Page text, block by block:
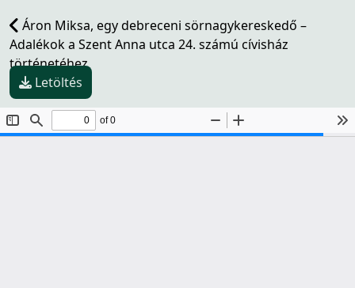
Áron Miksa, egy debreceni sörnagykereskedő –
Adalékok a Szent Anna utca 24. számú cívisház
történetéhez
Letöltés